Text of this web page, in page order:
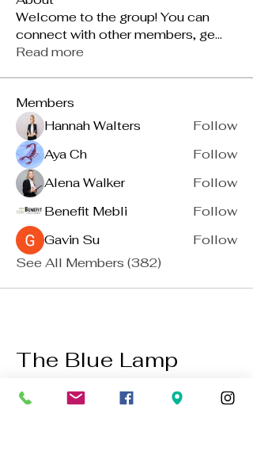
Welcome to the group! You can
connect with other members, ge...
Read more
Members
Hannah Walters
Follow
Aya Ch
Follow
Alena Walker
Follow
Benefit Mebli
Follow
Gavin Su
Follow
See All Members (382)
The Blue Lamp
established 1949